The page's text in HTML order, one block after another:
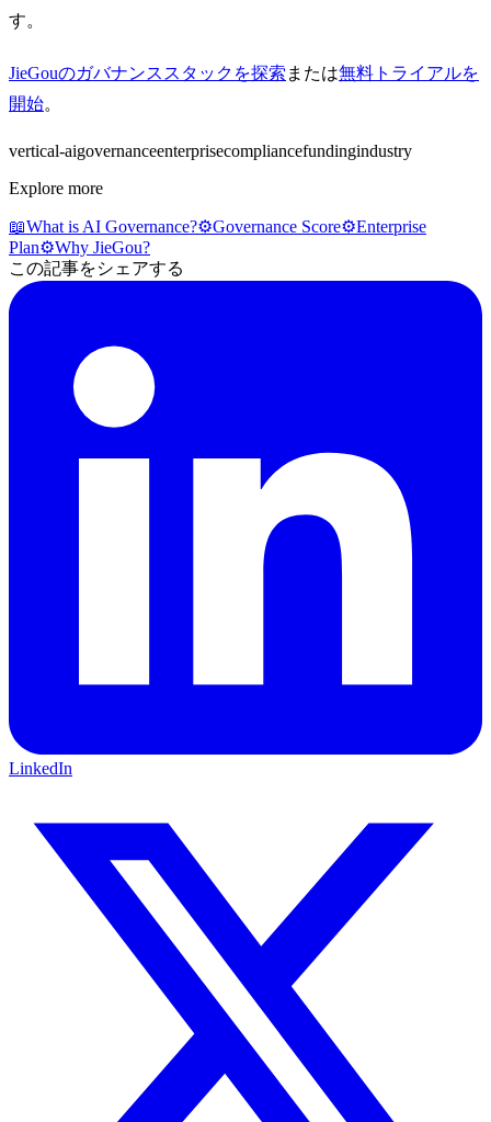
す。
JieGouのガバナンススタックを探索 または無料トライアルを
開始。
vertical-aigovernanceenterprisecompliancefundingindustry
Explore more
📖What is AI Governance?⚙️Governance Score⚙️Enterprise
Plan⚙️Why JieGou?
この記事をシェアする
LinkedIn